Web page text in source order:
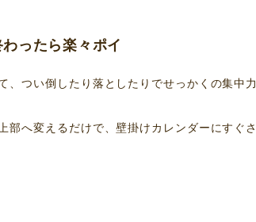
ったら楽々ポイ
、つい倒したり落としたりでせっかくの集中力
部へ変えるだけで、壁掛けカレンダーにすぐさ